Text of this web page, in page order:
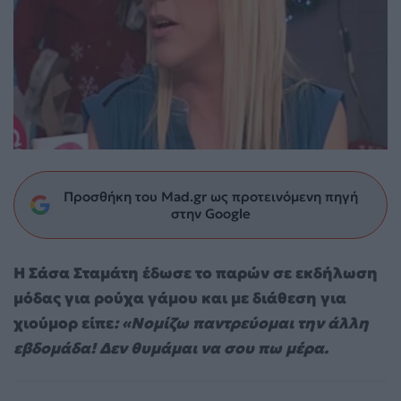
Προσθήκη του Mad.gr ως προτεινόμενη πηγή
στην Google
Η Σάσα Σταμάτη έδωσε το παρών σε εκδήλωση
μόδας για ρούχα γάμου και με διάθεση για
χιούμορ είπε: «Νομίζω παντρεύομαι την άλλη
εβδομάδα! Δεν θυμάμαι να σου πω μέρα.